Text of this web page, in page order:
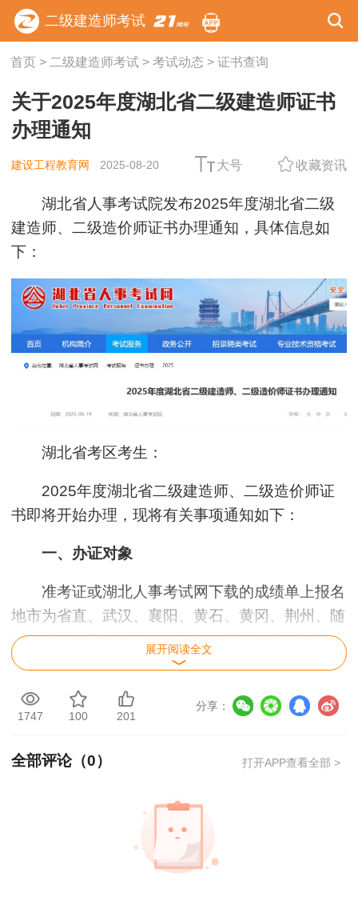
二级建造师考试
首页> 二级建造师考试> 考试动态 > 证书查询
关于2025年度湖北省二级建造师证书
办理通知
建设工程教育网 2025-08-20 大号 收藏资讯
湖北省人事考试院发布2025年度湖北省二级
建造师、二级造价师证书办理通知，具体信息如
下：
湖北省考区考生：
2025年度湖北省二级建造师、二级造价师证
书即将开始办理，现将有关事项通知如下：
一、办证对象
准考证或湖北人事考试网下载的成绩单上报名
地市为省直、武汉、襄阳、黄石、黄冈、荆州、随
州、天门、鄂州、潜江、仙桃、恩施、十堰、神农
架的考生。
温馨提示：准考证或成绩单上报名地市不在以
理。
线上提前预约时间： 2025年8月20日－2025
展开阅读全文
1747 100 201
分享：
全部评论（0） 打开APP查看全部 >